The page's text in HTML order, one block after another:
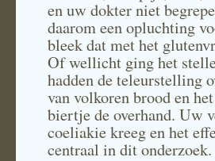
en uw dokter niet
daarom een opluchting
bleek dat met het
Of wellicht ging het
hadden de teleurstelling
van volkoren brood en
biertje de overhand. Uw
coeliakie kreeg en het
centraal in dit onderzoek.